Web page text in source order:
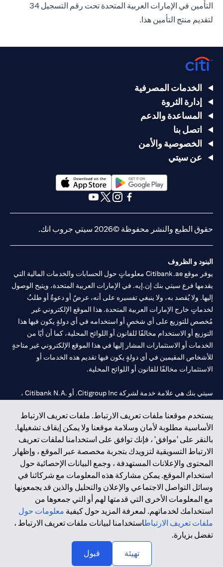
التأمين في الإمارات العربية المتحدة تحت رقم التسجيل 34
لتقديم منتج التأمين هذا.
يستخدم موقعنا ملفات تعريف الارتباط. ملفات تعريف الارتباط
الأساسية مطلوبة لأمان وسلامة موقعنا ولا يمكن إيقاف تشغيلها.
بالنقر على 'موافق' ، فإنك توافق على استخدامنا لملفات تعريف
الارتباط التسويقية لتزويدك بتجربة مخصصة عبر الموقع ، وإظهار
المحتوى والإعلانات المستهدفة ، وجمع البيانات الإحصائية حول
استخدام الموقع. يمكن مشاركة هذه المعلومات مع شركائنا في
وسائل التواصل الاجتماعي والإعلان والتحليل والذين قد يجمعونها
مع المعلومات الأخرى التي قدمتها لهم أو التي جمعوها من
استخدامك لخدماتهم. لمعرفة المزيد حول كيفية معلومات حول
ملفات تعريف الارتباطاستخدامنا لبيانات ملفات تعريف الارتباط ،
تفضل بزيارة.
تهيئة
قبول
الخدمات المصرفية
إدارة الثروة
المساعدة والدعم
اتصل بنا
الخصوصية والأمن
عن سيتي
(opens in a new tab)
حقوق الطبع والنشر محفوظة ©2026 سيتي جروب انك.
البنود و الظروف
يوفر موقع Citibank.ae معلوماتٍ حول الحسابات والخدمات المالية التي
يقدمها فرع سيتي بنك إن.إيه. في الإمارات العربية المتحدة، ويتيح الوصول
إليها. ولا يُقصد به، ولا ينبغي تفسيره على أنه، عرضٌ أو دعوةٌ أو طلبٌ
لخدماتٍ خارج الإمارات العربية المتحدة. هذا الموقع الإلكتروني غير
مُخصص للتوزيع على أي شخصٍ أو استخدامه في أي دولةٍ يكون فيها هذا
التوزيع أو الاستخدام مخالفًا للقانون أو اللوائح المحلية، كما أن أيًا من
الخدمات أو الاستثمارات المشار إليها في هذا الموقع الإلكتروني غير متاحةٍ
للأشخاص المقيمين في أي دولةٍ يكون فيها تقديم هذه الخدمات أو
الاستثمارات مخالفًا للقانون أو اللوائح المحلية.
سيتي بنك هي علامة خدمة لشركة Citigroup Inc. أو .Citibank N.A ،
سيتي بنك إن. إيه. الإمارات مسجل لدى مصرف الإمارات المركزي تحت
أرقام التراخيص 202563 لفرع الوصل في دبي، 531989 لفرع مول
الإمارات في دبي، وCN-1002019لفرع أبوظبي. هاتف: 4000 311 04.
فرع سيتي بنك إن إيه - الإمارات العربية المتحدة مرخص من مصرف
الإمارات العربية المتحدة المركزي كفرع لبنك أجنبي.
سيتي بنك إن إيه الإمارات العربية المتحدة مرخص من هيئة الأوراق المالية
والسلع في الإمارات العربية المتحدة ("SCA") للقيام بالنشاط المالي لـ أ)
الاستشارات المالية والتعريف والترويج بموجب ترخيص رقم
20200000097 ب) وسيط تداول في الأسواق الدولية بموجب ترخيص
حقوق الطبع والنشر محفوظة ©2026 سيتي جروب انك.